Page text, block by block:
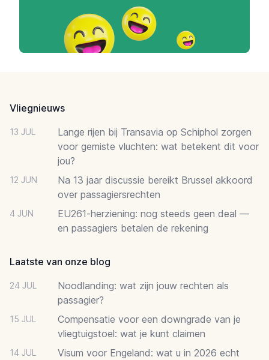
Vliegnieuws
13 JUL
Lange rijen bij Transavia op Schiphol zorgen
voor gemiste vluchten: wat betekent dit voor
jou?
12 JUN
Na 13 jaar discussie bereikt Brussel akkoord
over passagiersrechten
4 JUN
EU261-herziening: nog steeds geen deal —
en passagiers betalen de rekening
Laatste van onze blog
24 JUL
Noodlanding: wat zijn jouw rechten als
passagier?
15 JUL
Compensatie voor een downgrade van je
vliegtuigstoel: wat je kunt claimen
14 JUL
Visum voor Engeland: wat u in 2026 echt